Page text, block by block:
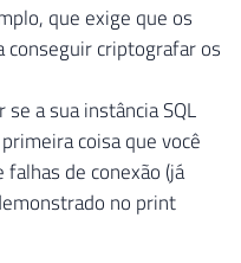
que exige que os
conseguir criptografar os
a sua instância SQL
coisa que você
de conexão (já
no print